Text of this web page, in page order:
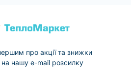
про акції та знижки
на нашу e-mail розсилку